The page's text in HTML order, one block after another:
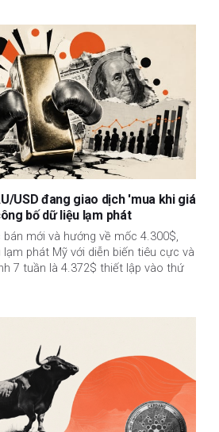
USD đang giao dịch 'mua khi giá
bố dữ liệu lạm phát
mới và hướng về mốc 4.300$,
phát Mỹ với diễn biến tiêu cực và
7 tuần là 4.372$ thiết lập vào thứ